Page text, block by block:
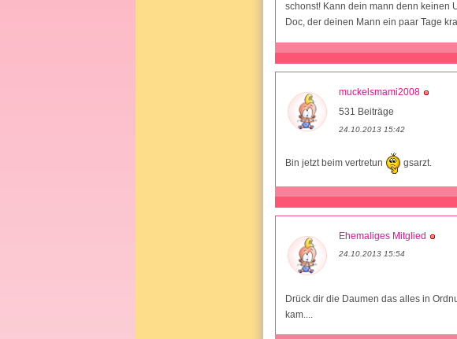
schonst! Kann dein mann denn keinen
Doc, der deinen Mann ein paar Tage
muckelsmami2008
531 Beiträge
24.10.2013 15:42
Bin jetzt beim vertretun gsarzt.
Ehemaliges Mitglied
24.10.2013 15:54
Drück dir die Daumen das alles in
kam....